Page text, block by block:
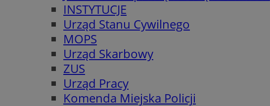
INSTYTUCJE
Urząd Stanu Cywilnego
MOPS
Urząd Skarbowy
ZUS
Urząd Pracy
Komenda Miejska Policji